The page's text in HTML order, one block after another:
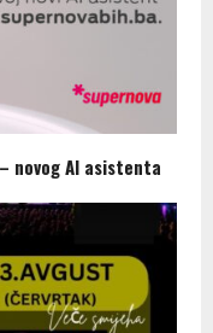
novog AI asistenta